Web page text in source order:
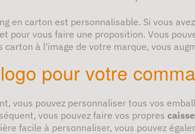
en carton est personnalisable. Si vous
pour vous faire une proposition. Vous
carton à l'image de votre marque, vous
pour votre
vous pouvez personnaliser tous vos
vous pouvez faire vos propres
facile à personnaliser, vous pouvez